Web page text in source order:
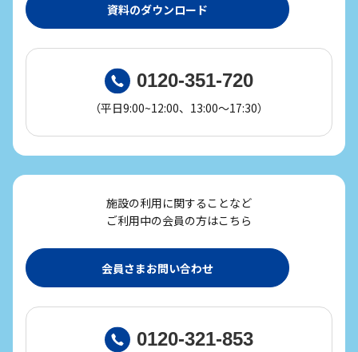
資料のダウンロード
0120-351-720
（平日9:00~12:00、13:00～17:30）
施設の利用に関することなど
ご利用中の会員の方はこちら
会員さまお問い合わせ
0120-321-853